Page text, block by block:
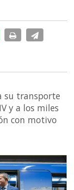
su transporte
y a los miles
con motivo